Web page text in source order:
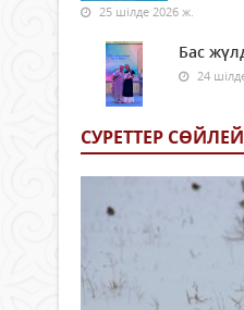
25 шілде 2026 ж.
Бас
24
СУРЕТТЕР